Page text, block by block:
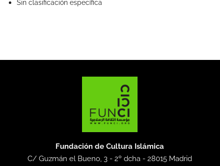
Sin clasificación específica
Fundación de Cultura Islámica
C/ Guzmán el Bueno, 3 - 2º dcha -28015 Madrid